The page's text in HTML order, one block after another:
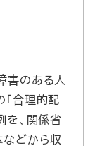
害のある人
「合理的配
を、関係省
などから収